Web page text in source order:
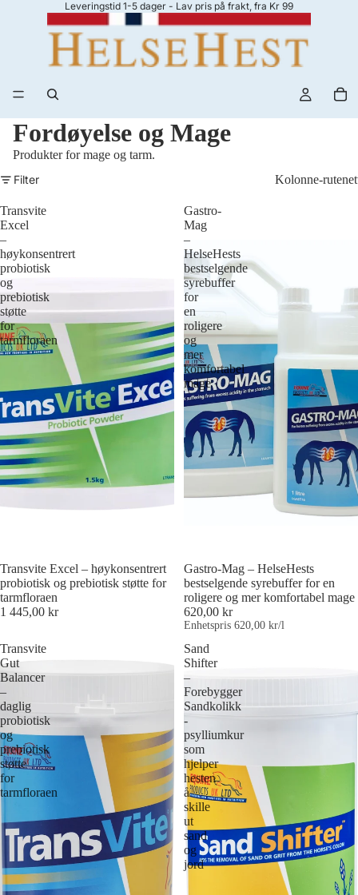
Leveringstid 1-5 dager - Lav pris på frakt, fra Kr 99
Fordøyelse og Mage
Produkter for mage og tarm.
Filter
Kolonne-
Transvite
Excel
–
høykonsentrert
probiotisk
og
prebiotisk
støtte
for
tarmfloraen
Transvite Excel – høykonsentrert
probiotisk og prebiotisk støtte for
tarmfloraen
1 445,00 kr
Gastro-
Mag
–
HelseHests
bestselgende
syrebuffer
for
en
roligere
og
mer
komfortabel
mage
Gastro-Mag – HelseHests
bestselgende syrebuffer for en
roligere og mer komfortabel mage
620,00 kr
Enhetspris 620,00 kr/l
Transvite
Gut
Balancer
–
daglig
probiotisk
og
prebiotisk
støtte
for
tarmfloraen
Sand
Shifter
–
Forebygger
Sandkolikk
-
psylliumkur
som
hjelper
hesten
å
skille
ut
sand
og
jord